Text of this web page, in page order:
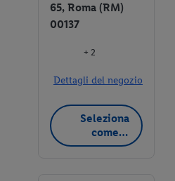
65, Roma (RM)
00137
+ 2
Dettagli del negozio
Seleziona
come
negozio